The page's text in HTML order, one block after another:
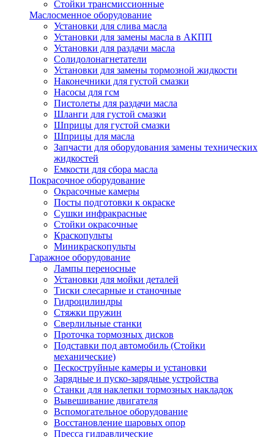
Стойки трансмиссионные
Маслосменное оборудование
Установки для слива масла
Установки для замены масла в АКПП
Установки для раздачи масла
Солидолонагнетатели
Установки для замены тормозной жидкости
Наконечники для густой смазки
Насосы для гсм
Пистолеты для раздачи масла
Шланги для густой смазки
Шприцы для густой смазки
Шприцы для масла
Запчасти для оборудования замены технических
жидкостей
Емкости для сбора масла
Покрасочное оборудование
Окрасочные камеры
Посты подготовки к окраске
Сушки инфракрасные
Стойки окрасочные
Краскопульты
Миникраскопульты
Гаражное оборудование
Лампы переносные
Установки для мойки деталей
Тиски слесарные и станочные
Гидроцилиндры
Стяжки пружин
Сверлильные станки
Проточка тормозных дисков
Подставки под автомобиль (Стойки
механические)
Пескоструйные камеры и установки
Зарядные и пуско-зарядные устройства
Станки для наклепки тормозных накладок
Вывешивание двигателя
Вспомогательное оборудование
Восстановление шаровых опор
Пресса гидравлические